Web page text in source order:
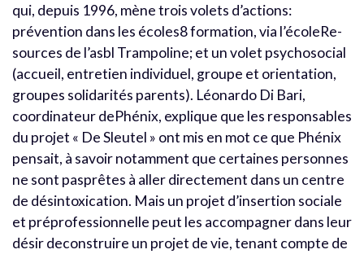
qui, depuis 1996, mène trois volets d’actions:
prévention dans les écoles8 formation, via l’écoleRe-
sources de l’asbl Trampoline; et un volet psychosocial
(accueil, entretien individuel, groupe et orientation,
groupes solidarités parents). Léonardo Di Bari,
coordinateur dePhénix, explique que les responsables
du projet « De Sleutel » ont mis en mot ce que Phénix
pensait, à savoir notamment que certaines personnes
ne sont pasprêtes à aller directement dans un centre
de désintoxication. Mais un projet d’insertion sociale
et préprofessionnelle peut les accompagner dans leur
désir deconstruire un projet de vie, tenant compte de